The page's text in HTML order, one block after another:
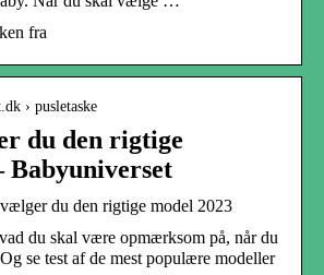
fra
› pusletaske
du den rigtige
Babyuniverset
vælger du den rigtige model 2023
du skal være opmærksom på, når du
se test af de mest populære modeller